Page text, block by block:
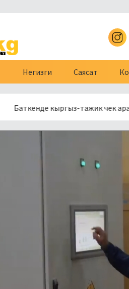
Негизги Саясат
кыргыз-тажик чек арасынын